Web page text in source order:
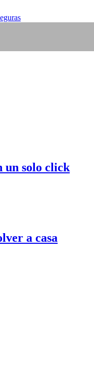
un solo click
a casa